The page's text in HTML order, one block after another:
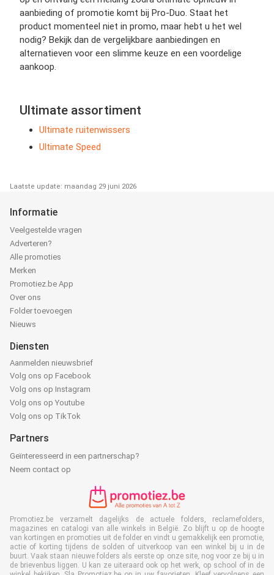
aanbieding of promotie komt bij Pro-Duo. Staat het
product momenteel niet in promo, maar hebt u het wel
nodig? Bekijk dan de vergelijkbare aanbiedingen en
alternatieven voor een slimme keuze en een voordelige
aankoop.
Ultimate assortiment
Ultimate ruitenwissers
Ultimate Speed
Laatste update: maandag 29 juni 2026
Informatie
Veelgestelde vragen
Adverteren?
Alle promoties
Merken
Promotiez.be App
Over ons
Folder toevoegen
Nieuws
Diensten
Aanmelden nieuwsbrief
Volg ons op Facebook
Volg ons op Instagram
Volg ons op Youtube
Volg ons op TikTok
Partners
Geïnteresseerd in een partnerschap?
Neem contact op
Promotiez.be verzamelt dagelijks de actuele folders, reclamefolders,
magazines en catalogi van alle winkels in België. Zo blijft u op de hoogte
van kortingen en promoties uit de folder en vindt u gemakkelijk een promotie,
actie of korting tijdens de solden of uitverkoop van een winkel bij u in de
buurt. Vaak staan nieuwe folders als eerste op onze site, nog voor ze bij u in
de brievenbus liggen. U kan ze uiteraard ook op het werk, op school of in de